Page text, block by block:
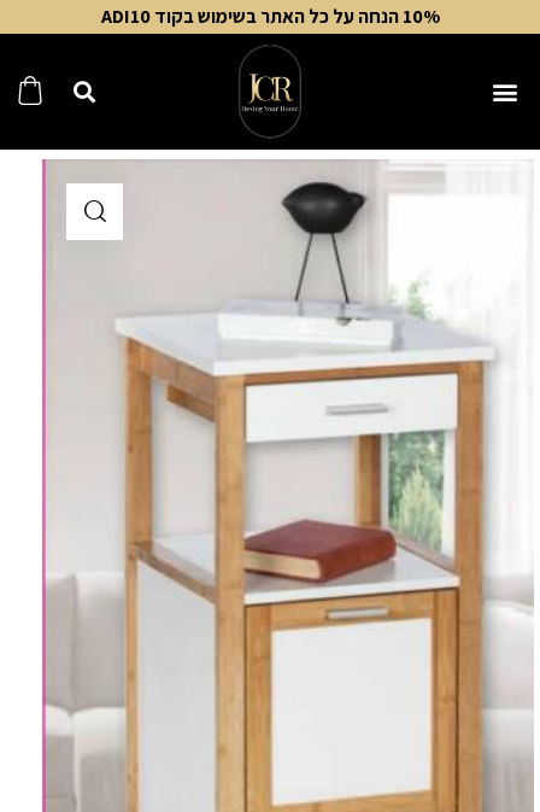
10% הנחה על כל האתר בשימוש בקוד ADI10